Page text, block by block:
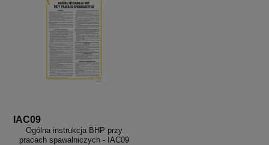
IAC09
Ogólna instrukcja BHP przy
pracach spawalniczych - IAC09